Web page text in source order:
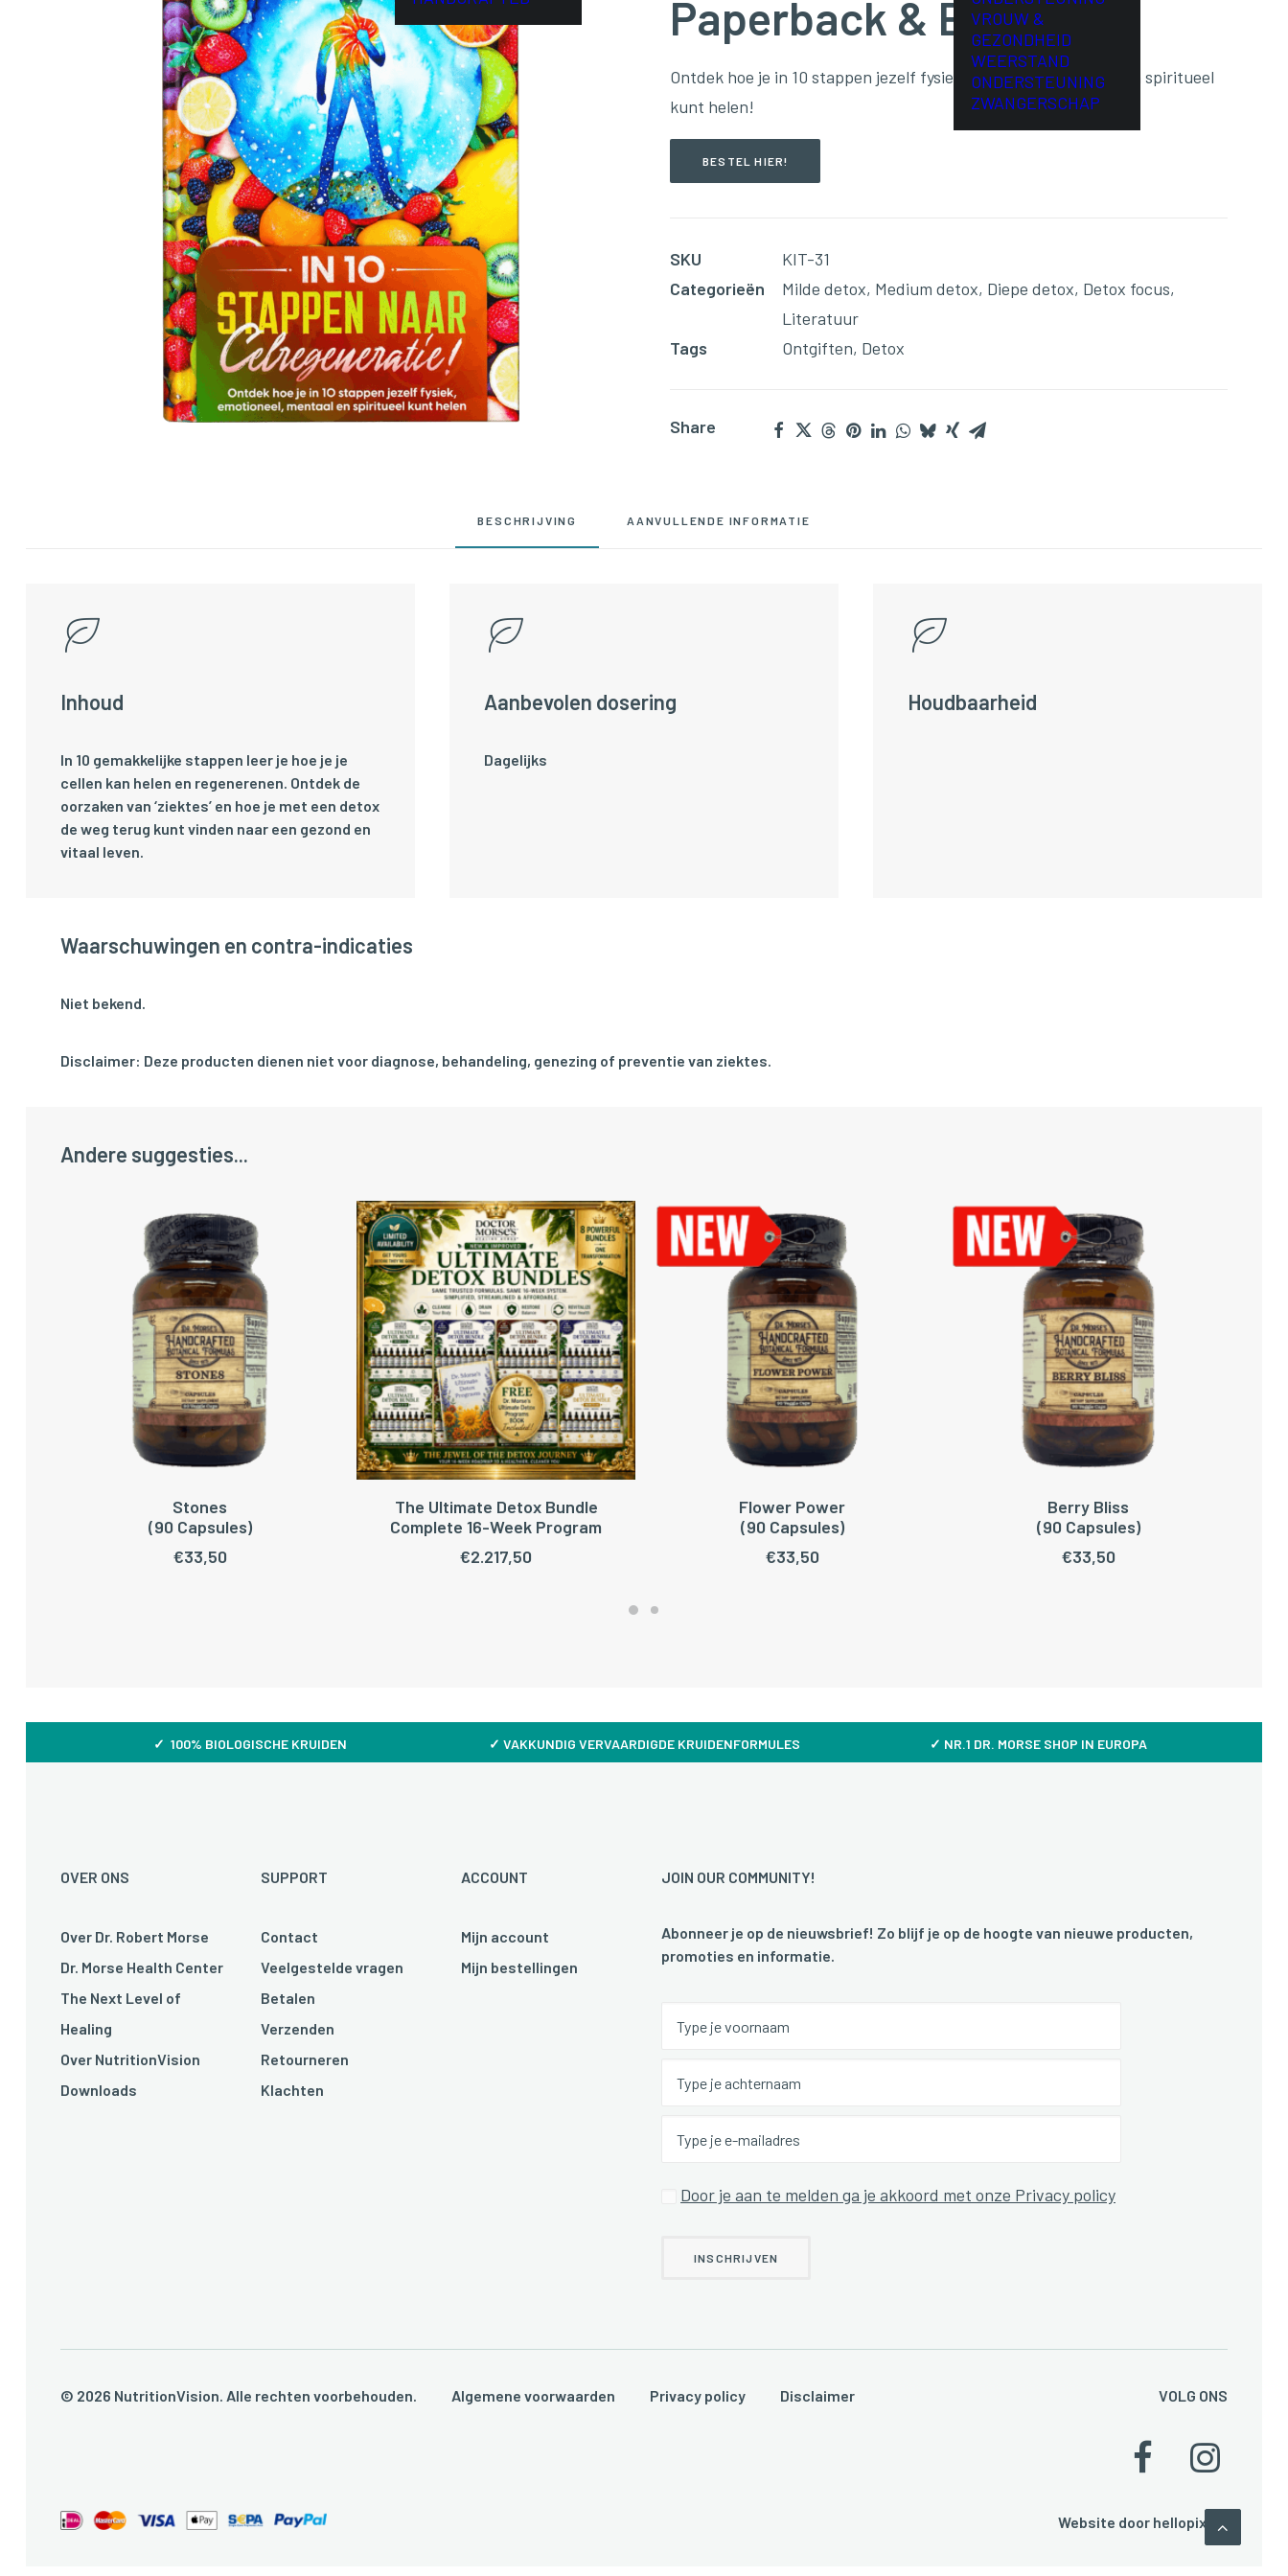
VROUW &
GEZONDHEID
WEERSTAND
ONDERSTEUNING
ZWANGERSCHAP
Paperback & Ebook
Ontdek hoe je in 10 stappen jezelf fysiek, emotioneel, mentaal en spiritueel
kunt helen!
BESTEL HIER!
SKU
KIT-31
Categorieën
Milde detox, Medium detox, Diepe detox, Detox focus,
Literatuur
Tags
Ontgiften, Detox
Share
BESCHRIJVING AANVULLENDE INFORMATIE
Inhoud
In 10 gemakkelijke stappen leer je hoe je je
cellen kan helen en regenerenen. Ontdek de
oorzaken van ‘ziektes’ en hoe je met een detox
de weg terug kunt vinden naar een gezond en
vitaal leven.
Aanbevolen dosering
Dagelijks
Houdbaarheid
Waarschuwingen en contra-indicaties
Niet bekend.
Disclaimer: Deze producten dienen niet voor diagnose, behandeling, genezing of preventie van ziektes.
Andere suggesties...
TOEVOEGEN AAN WINKELWAGEN
Stones
(90 Capsules)
€33,50
The Ultimate Detox Bundle
Complete 16-Week Program
€2.217,50
TOEVOEGEN AAN WINKELWAGEN
Flower Power
(90 Capsules)
€33,50
TOEVOEGEN AAN WINKELWAGEN
Berry Bliss
(90 Capsules)
€33,50
✓ 100% BIOLOGISCHE KRUIDEN ✓ VAKKUNDIG VERVAARDIGDE KRUIDENFORMULES ✓ NR.1 DR. MORSE SHOP IN EUROPA
OVER ONS
Over Dr. Robert Morse
Dr. Morse Health Center
The Next Level of
Healing
Over NutritionVision
Downloads
SUPPORT
Contact
Veelgestelde vragen
Betalen
Verzenden
Retourneren
Klachten
ACCOUNT
Mijn account
Mijn bestellingen
JOIN OUR COMMUNITY!
Abonneer je op de nieuwsbrief! Zo blijf je op de hoogte van nieuwe producten,
promoties en informatie.
Door je aan te melden ga je akkoord met onze Privacy policy
© 2026 NutritionVision. Alle rechten voorbehouden. Algemene voorwaarden Privacy policy Disclaimer VOLG ONS
Website door hellopixels